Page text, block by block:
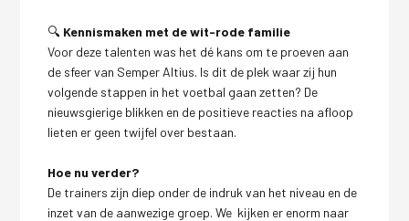
🔍 Kennismaken met de wit-rode familie
Voor deze talenten was het dé kans om te proeven aan
de sfeer van Semper Altius. Is dit de plek waar zij hun
volgende stappen in het voetbal gaan zetten? De
nieuwsgierige blikken en de positieve reacties na afloop
lieten er geen twijfel over bestaan.
Hoe nu verder?
De trainers zijn diep onder de indruk van het niveau en de
inzet van de aanwezige groep. We kijken er enorm naar